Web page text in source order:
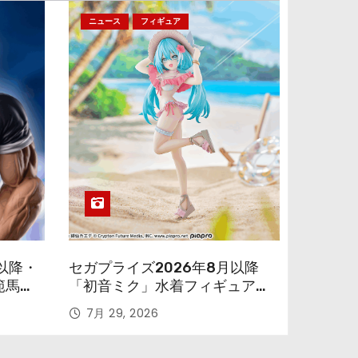
・
勇
ニュース フィギュア
セガプライズ2026年8月以降
「初音ミク」水着フィギュアが
色味を変えて再登場！
7月 29, 2026